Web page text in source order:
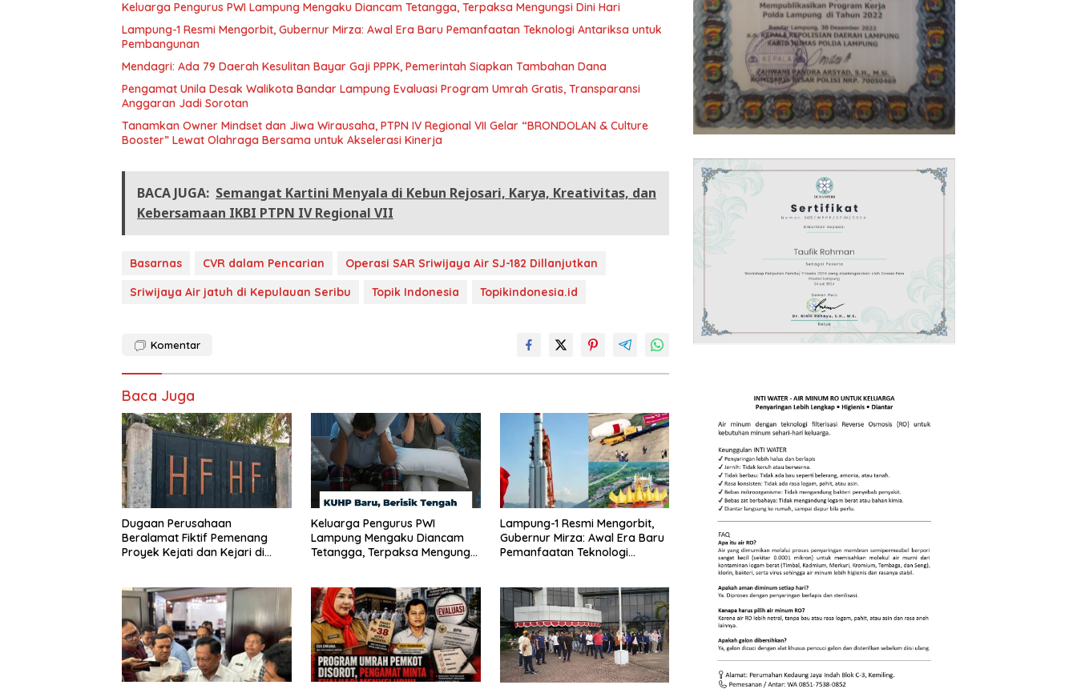
Keluarga Pengurus PWI Lampung Mengaku Diancam Tetangga, Terpaksa Mengungsi Dini Hari
Lampung-1 Resmi Mengorbit, Gubernur Mirza: Awal Era Baru Pemanfaatan Teknologi Antariksa untuk
Pembangunan
Mendagri: Ada 79 Daerah Kesulitan Bayar Gaji PPPK, Pemerintah Siapkan Tambahan Dana
Pengamat Unila Desak Walikota Bandar Lampung Evaluasi Program Umrah Gratis, Transparansi
Anggaran Jadi Sorotan
Tanamkan Owner Mindset dan Jiwa Wirausaha, PTPN IV Regional VII Gelar “BRONDOLAN & Culture
Booster” Lewat Olahraga Bersama untuk Akselerasi Kinerja
BACA JUGA: Semangat Kartini Menyala di Kebun Rejosari, Karya, Kreativitas, dan
Kebersamaan IKBI PTPN IV Regional VII
Basarnas CVR dalam Pencarian
Operasi SAR Sriwijaya Air SJ-182 Dillanjutkan
Sriwijaya Air jatuh di Kepulauan Seribu
Topik Indonesia Topikindonesia.id
Komentar
Baca Juga
Dugaan Perusahaan
Beralamat Fiktif Pemenang
Proyek Kejati dan Kejari di
Lahan Kosong, Dinas PKPCK
Disorot
Keluarga Pengurus PWI
Lampung Mengaku Diancam
Tetangga, Terpaksa Mengungsi
Lampung-1 Resmi Mengorbit,
Gubernur Mirza: Awal Era Baru
Pemanfaatan Teknologi